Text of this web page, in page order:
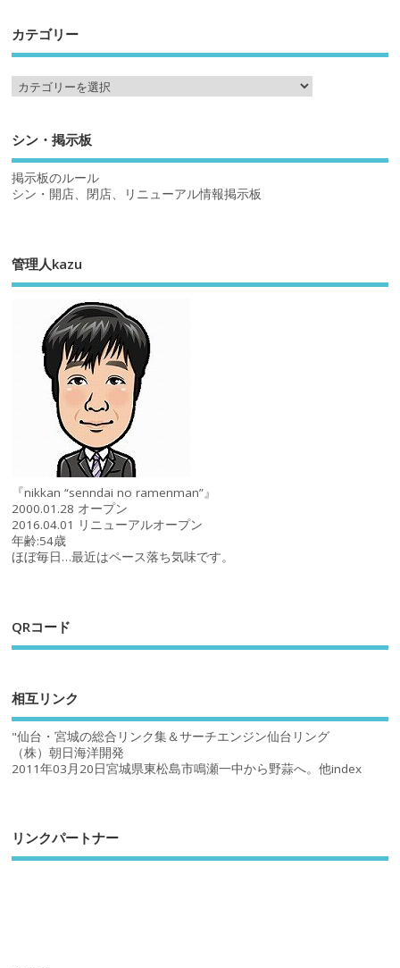
カテゴリー
シン・掲示板
掲示板のルール
シン・開店、閉店、リニューアル情報掲示板
管理人kazu
『nikkan “senndai no ramenman”』
2000.01.28 オープン
2016.04.01 リニューアルオープン
年齢:54歳
ほぼ毎日…最近はペース落ち気味です。
QRコード
相互リンク
"仙台・宮城の総合リンク集＆サーチエンジン仙台リング
（株）朝日海洋開発
2011年03月20日宮城県東松島市鳴瀬一中から野蒜へ。他index
リンクパートナー